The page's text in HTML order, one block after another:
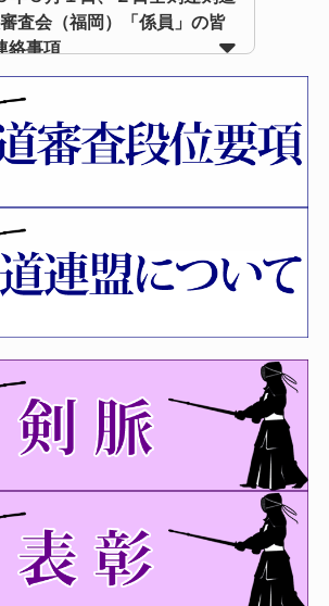
査会（福岡）「係員」の皆
絡事項
年度夏季（令和８年８月９
段位「高校三段～五段」審査
皆様へ連絡事項
07月22日
号「錬士・教士」審査会につ
年度 福岡県剣道講習会（指
07月08日
度 剣道夏季段位審査会（福
、愛知八段） 受審者全剣連番
八段審査会受付時間
06月22日
年度福岡県剣道選手権大会、
日本剣道選手権大会県予選結